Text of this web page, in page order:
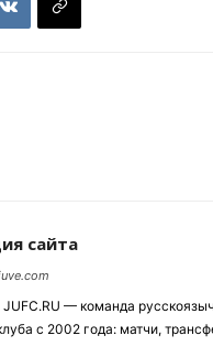
сайта
JUFC.RU — команда
с 2002 года: матчи,